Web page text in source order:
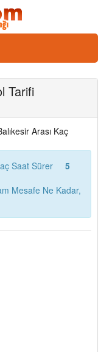
Tarifi
Arası Kaç
Saat Sürer
5
Mesafe Ne Kadar,